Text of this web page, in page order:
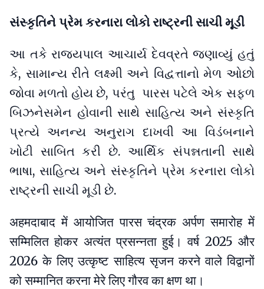
સંસ્કૃતિને પ્રેમ કરનારા લોકો રાષ્ટ્રની સાચી મૂડી
આ તકે રાજ્યપાલ આચાર્ય દેવવ્રતે જણાવ્યું હતું
કે, સામાન્ય રીતે લક્ષ્મી અને વિદ્વત્તાનો મેળ ઓછો
જોવા મળતો હોય છે, પરંતુ પારસ પટેલે એક સફળ
બિઝનેસમેન હોવાની સાથે સાહિત્ય અને સંસ્કૃતિ
પ્રત્યે અનન્ય અનુરાગ દાખવી આ વિડંબનાને
ખોટી સાબિત કરી છે. આર્થિક સંપન્નતાની સાથે
ભાષા, સાહિત્ય અને સંસ્કૃતિને પ્રેમ કરનારા લોકો
રાષ્ટ્રની સાચી મૂડી છે.
अहमदाबाद में आयोजित पारस चंद्रक अर्पण समारोह में
सम्मिलित होकर अत्यंत प्रसन्नता हुई। वर्ष 2025 और
2026 के लिए उत्कृष्ट साहित्य सृजन करने वाले विद्वानों
को सम्मानित करना मेरे लिए गौरव का क्षण था।